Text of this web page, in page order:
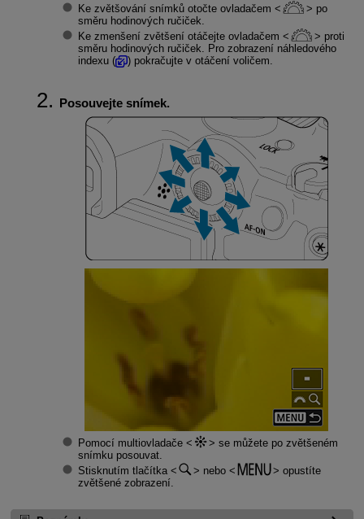
Ke zvětšování snímků otočte ovladačem
po
směru hodinových ručiček.
Ke zmenšení zvětšení otáčejte ovladačem
proti
směru hodinových ručiček. Pro zobrazení náhledového
indexu (
) pokračujte v otáčení voličem.
Posouvejte snímek.
Pomocí multiovladače
se můžete po zvětšeném
snímku posouvat.
Stisknutím tlačítka
nebo
opustíte
zvětšené zobrazení.